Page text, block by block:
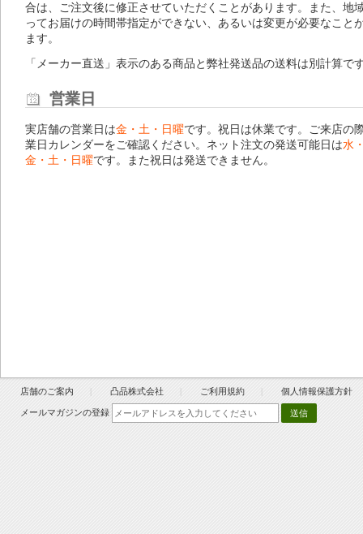
合は、ご注文後に修正させていただくことがあります。また、地
ってお届けの時間帯指定ができない、あるいは変更が必要なこと
ます。
「メーカー直送」表示のある商品と弊社発送品の送料は別計算で
営業日
実店舗の営業日は金・土・日曜です。祝日は休業です。ご来店の
業日カレンダーをご確認ください。ネット注文の発送可能日は水
金・土・日曜です。また祝日は発送できません。
店舗のご案内 凸品株式会社 ご利用規約 個人情報保護方針
メールマガジンの登録 送信